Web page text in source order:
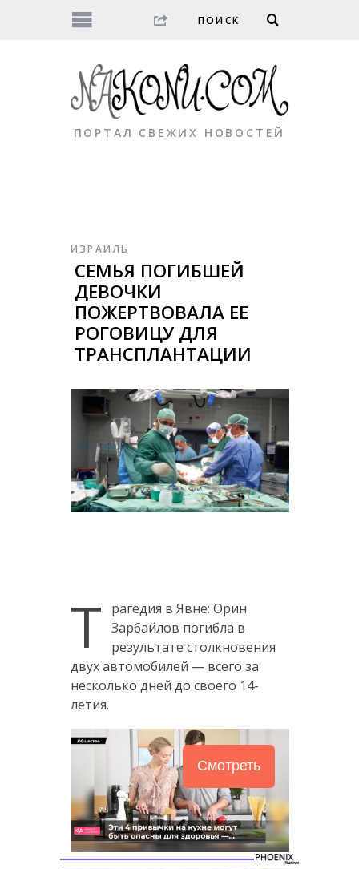
ПОРТАЛ СВЕЖИХ НОВОСТЕЙ
ИЗРАИЛЬ
СЕМЬЯ ПОГИБШЕЙ
ДЕВОЧКИ
ПОЖЕРТВОВАЛА ЕЕ
РОГОВИЦУ ДЛЯ
ТРАНСПЛАНТАЦИИ
Т
рагедия в Явне: Орин
Зарбайлов погибла в
результате столкновения
двух автомобилей — всего за
несколько дней до своего 14-
летия.
Смотреть